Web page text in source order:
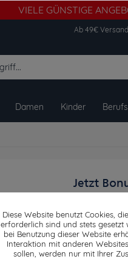
VIELE GÜNSTIGE
Ab 49€
Damen Kinder
Diese Website benutzt Cookies,
erforderlich sind und stets
bei Benutzung dieser Website
Interaktion mit anderen
sollen, werden nur mit Ihrer